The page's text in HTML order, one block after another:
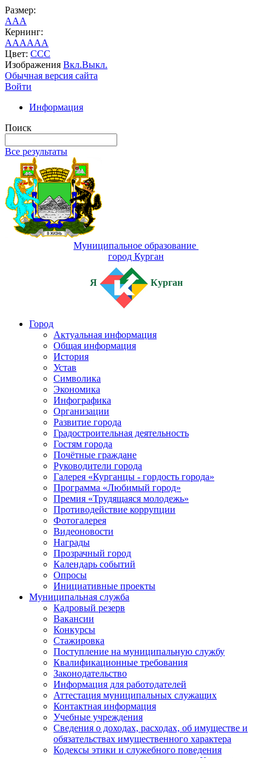
Размер:
AAA
Кернинг:
AAAAAA
Цвет: CCC
Изображения Вкл.Выкл.
Обычная версия сайта
Войти
Информация
Поиск
Все результаты
Муниципальное образование
город Курган
Я Курган
Город
Актуальная информация
Общая информация
История
Устав
Символика
Экономика
Инфографика
Организации
Развитие города
Градостроительная деятельность
Гостям города
Почётные граждане
Руководители города
Галерея «Курганцы - гордость города»
Программа «Любимый город»
Премия «Трудящаяся молодежь»
Противодействие коррупции
Фотогалерея
Видеоновости
Награды
Прозрачный город
Календарь событий
Опросы
Инициативные проекты
Муниципальная служба
Кадровый резерв
Вакансии
Конкурсы
Стажировка
Поступление на муниципальную службу
Квалификационные требования
Законодательство
Информация для работодателей
Аттестация муниципальных служащих
Контактная информация
Учебные учреждения
Сведения о доходах, расходах, об имуществе и
обязательствах имущественного характера
Кодексы этики и служебного поведения